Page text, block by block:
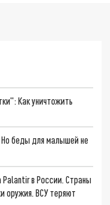
Как уничтожить
Но беды для малышей не
в России. Страны
оружия. ВСУ теряют